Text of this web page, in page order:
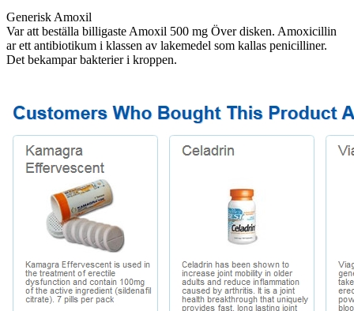
Generisk Amoxil
Var att beställa billigaste Amoxil 500 mg Över disken. Amoxicillin
ar ett antibiotikum i klassen av lakemedel som kallas penicilliner.
Det bekampar bakterier i kroppen.